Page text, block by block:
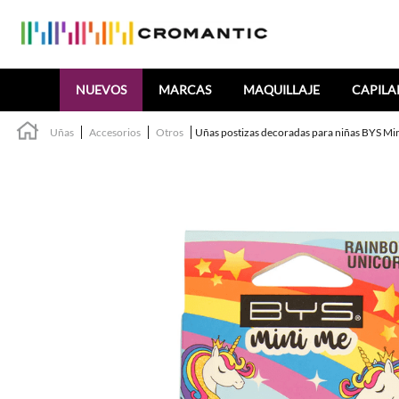
NUEVOS MARCAS MAQUILLAJE
Uñas Accesorios Otros Uñas postizas decoradas para niñas BYS